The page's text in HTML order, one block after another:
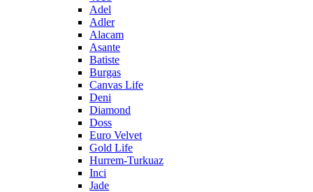
Adel
Adler
Alacam
Asante
Batiste
Burgas
Canvas Life
Deni
Diamond
Doss
Euro Velvet
Gold Life
Hurrem-Turkuaz
Inci
Jade